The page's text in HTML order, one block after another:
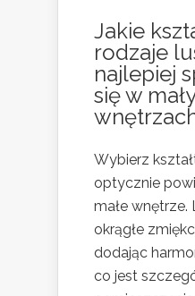
Jakie
rodzaje
najlepiej
się w
Wybierz
optycznie
małe wnętrze.
okrągłe
dodając
co jest